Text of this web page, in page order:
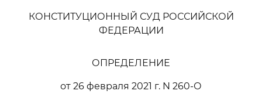
КОНСТИТУЦИОННЫЙ СУД РОССИЙСКОЙ
ФЕДЕРАЦИИ
ОПРЕДЕЛЕНИЕ
от 26 февраля 2021 г. N 260-О